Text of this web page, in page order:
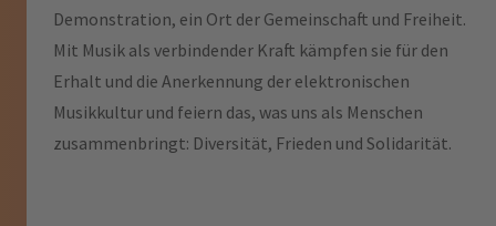
Demonstration, ein Ort der Gemeinschaft und Freiheit.
Mit Musik als verbindender Kraft kämpfen sie für den
Erhalt und die Anerkennung der elektronischen
Musikkultur und feiern das, was uns als Menschen
zusammenbringt: Diversität, Frieden und Solidarität.